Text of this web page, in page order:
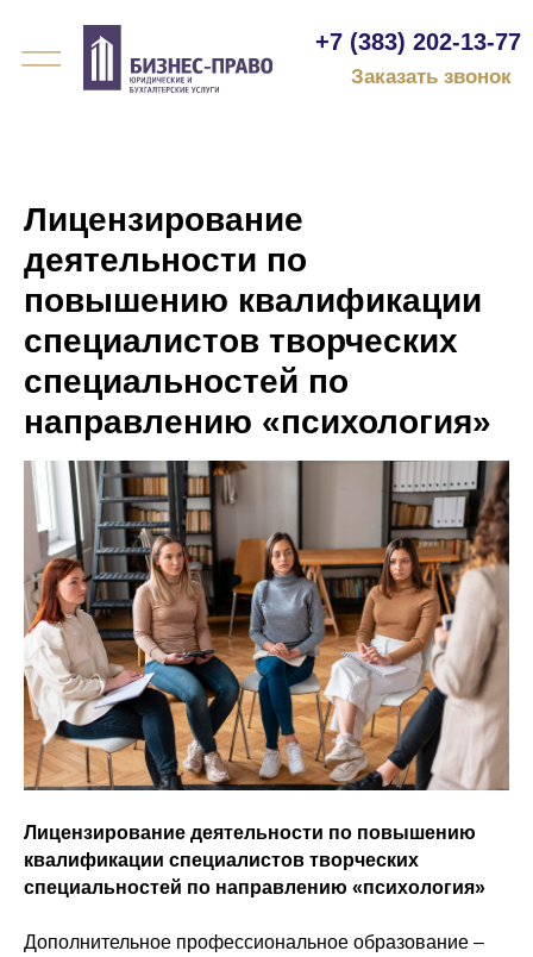
+7 (383) 202-13-77
Заказать звонок
Лицензирование
деятельности по
повышению квалификации
специалистов творческих
специальностей по
направлению «психология»
Лицензирование деятельности по повышению
квалификации специалистов творческих
специальностей по направлению «психология»
Дополнительное профессиональное образование –